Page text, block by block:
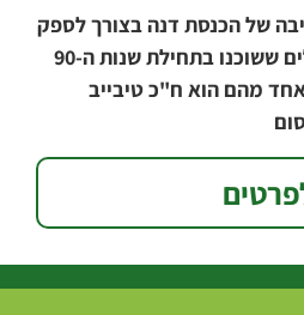
של הכנסת דנה בצורך לספק
פתרון מהיר לרבבות עולים ששוכנו בתחילת שנות ה-90
מהם הוא ח"כ טיבייב